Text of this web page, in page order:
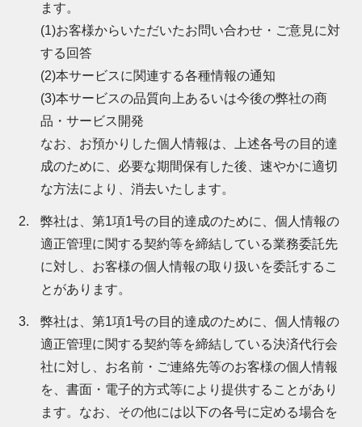
ます。
(1)お客様からいただいたお問い合わせ・ご意見に対
する回答
(2)本サービスに関連する各種情報の通知
(3)本サービスの品質向上あるいは今後の弊社の商
品・サービス開発
なお、お預かりした個人情報は、上述各号の目的達
成のために、必要な期間保有した後、速やかに適切
な方法により、消去いたします。
弊社は、第1項1号の目的達成のために、個人情報の
適正管理に関する契約等を締結している業務委託先
に対し、お客様の個人情報の取り扱いを委託するこ
とがあります。
弊社は、第1項1号の目的達成のために、個人情報の
適正管理に関する契約等を締結している決済代行会
社に対し、お名前・ご連絡先等のお客様の個人情報
を、書面・電子的方式等により提供することがあり
ます。なお、その他には以下の各号に定める場合を